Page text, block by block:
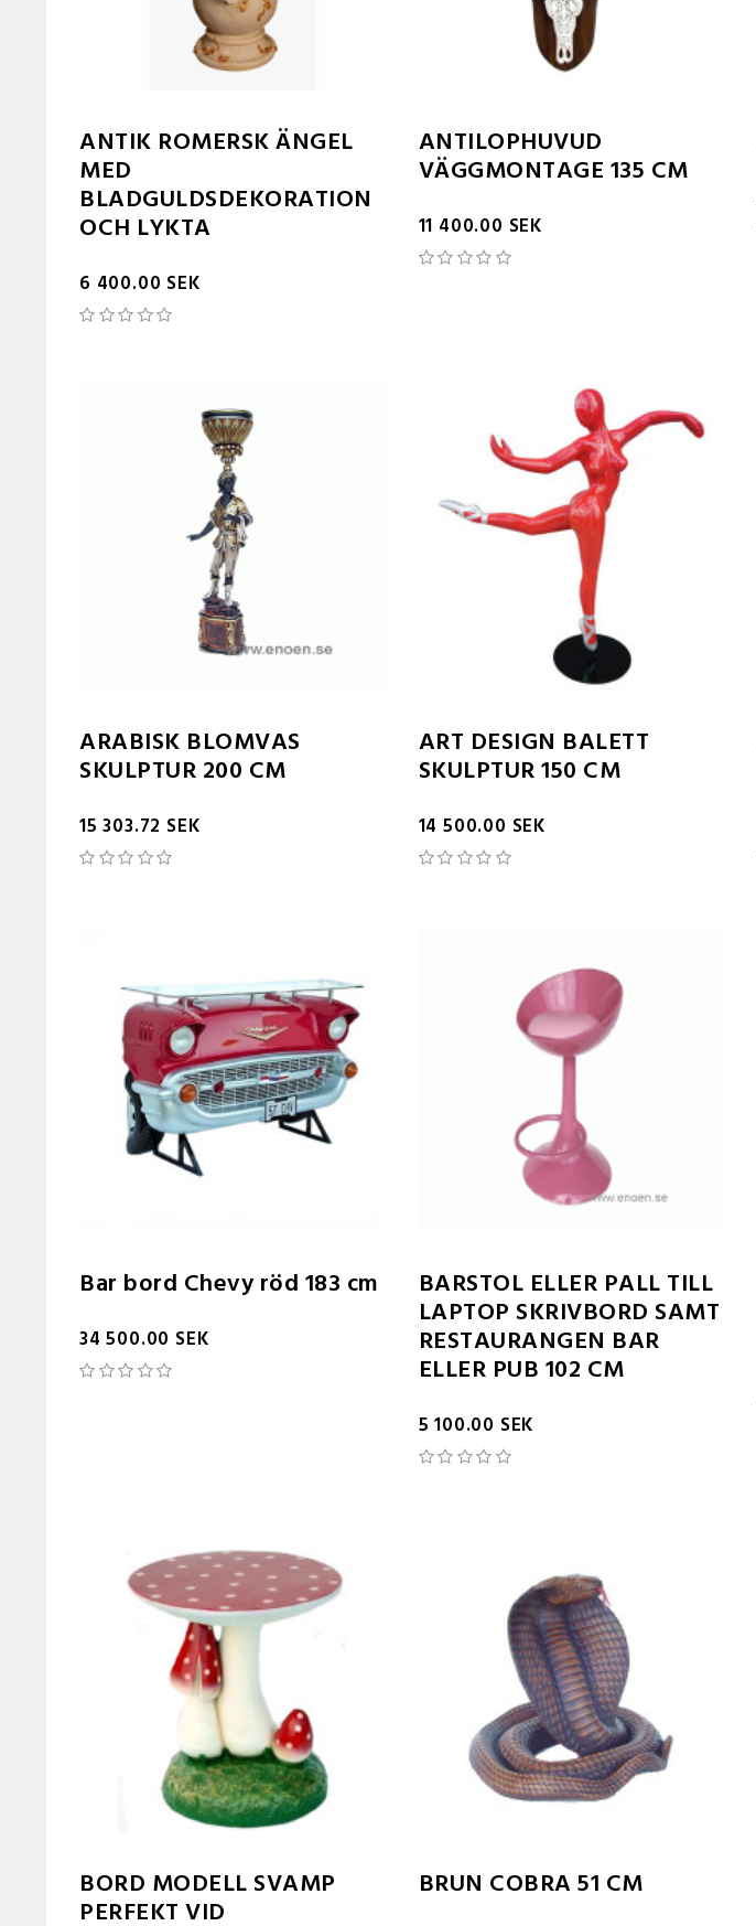
ANTIK ROMERSK ÄNGEL
MED
BLADGULDSDEKORATION
OCH LYKTA
6 400.00 SEK
ANTILOPHUVUD
VÄGGMONTAGE 135 CM
11 400.00 SEK
ARABISK BLOMVAS
SKULPTUR 200 CM
15 303.72 SEK
ART DESIGN BALETT
SKULPTUR 150 CM
14 500.00 SEK
Bar bord Chevy röd 183 cm
34 500.00 SEK
BARSTOL ELLER PALL TILL
LAPTOP SKRIVBORD SAMT
RESTAURANGEN BAR
ELLER PUB 102 CM
5 100.00 SEK
BORD MODELL SVAMP
PERFEKT VID
BRUN COBRA 51 CM